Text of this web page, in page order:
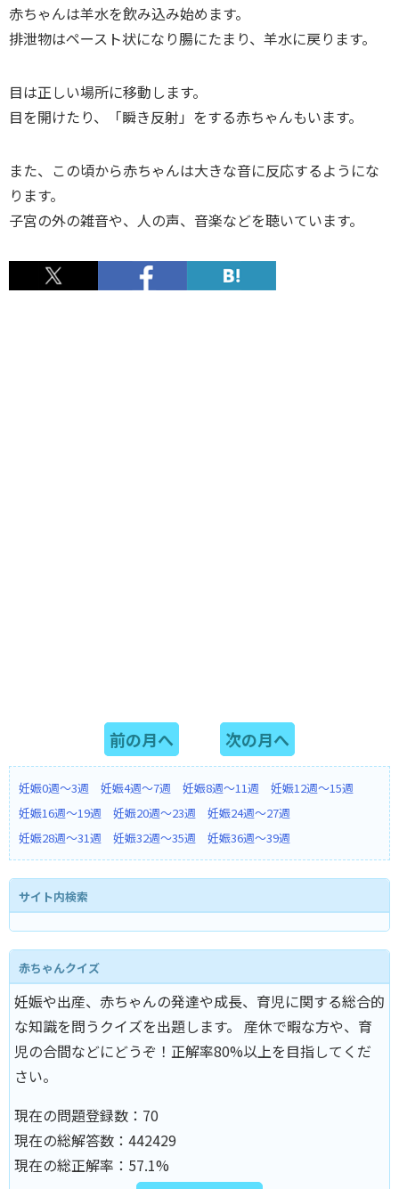
赤ちゃんは羊水を飲み込み始めます。
排泄物はペースト状になり腸にたまり、羊水に戻ります。
目は正しい場所に移動します。
目を開けたり、「瞬き反射」をする赤ちゃんもいます。
また、この頃から赤ちゃんは大きな音に反応するようにな
ります。
子宮の外の雑音や、人の声、音楽などを聴いています。
前の月へ 次の月へ
妊娠0週～3週 妊娠4週～7週 妊娠8週～11週
妊娠12週～15週
妊娠16週～19週
妊娠20週～23週
妊娠24週～27週
妊娠28週～31週
妊娠32週～35週 妊娠36週～39週
サイト内検索
赤ちゃんクイズ
妊娠や出産、赤ちゃんの発達や成長、育児に関する総合的
な知識を問うクイズを出題します。 産休で暇な方や、育
児の合間などにどうぞ！正解率80%以上を目指してくだ
さい。
現在の問題登録数： 70
現在の総解答数： 442429
現在の総正解率： 57.1%